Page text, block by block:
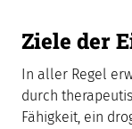
Ziele der
In aller Regel
durch
Fähigkeit, ein